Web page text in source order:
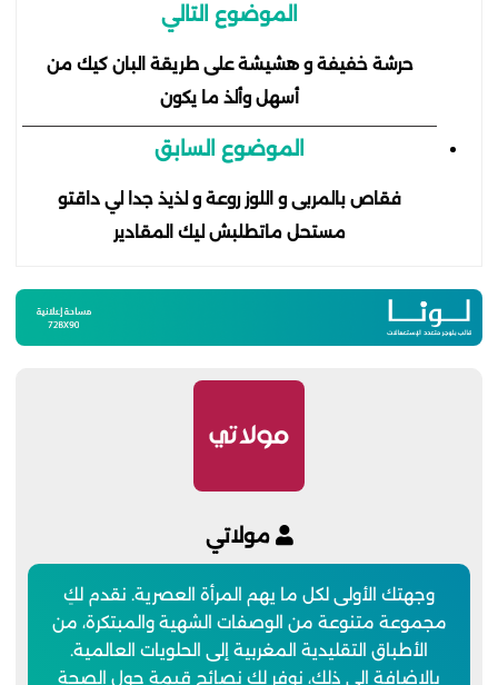
الموضوع التالي
حرشة خفيفة و هشيشة على طريقة البان كيك من
أسهل وألذ ما يكون
الموضوع السابق
فقاص بالمربى و اللوز روعة و لذيذ جدا لي داقتو
مستحل ماتطلبش ليك المقادير
مولاتي
وجهتك الأولى لكل ما يهم المرأة العصرية. نقدم لكِ
مجموعة متنوعة من الوصفات الشهية والمبتكرة، من
الأطباق التقليدية المغربية إلى الحلويات العالمية.
بالإضافة إلى ذلك، نوفر لكِ نصائح قيمة حول الصحة